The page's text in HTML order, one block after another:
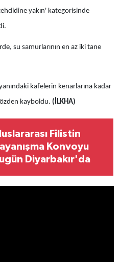
yakın' kategorisinde
su samurlarının en az iki tane
kafelerin kenarlarına kadar
kayboldu. (İLKHA)
Filistin
Konvoyu
Diyarbakır'da